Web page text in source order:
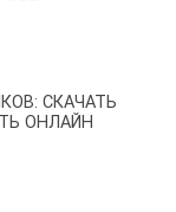
СКАЧАТЬ
ОНЛАЙН